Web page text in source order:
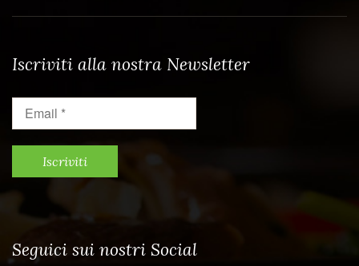
Iscriviti alla nostra Newsletter
Seguici sui nostri Social